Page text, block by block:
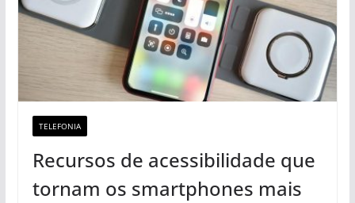
TELEFONIA
Recursos de acessibilidade que
tornam os smartphones mais